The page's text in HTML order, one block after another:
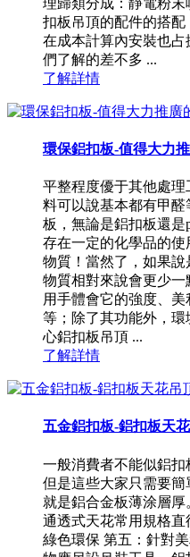
扣板吊頂的配件的搭
在成本計算內安裝也
們了解的差不多 ...
了解詳情
環保鋁扣板-值得大力
平整程度優于其他處
料可以說基本都有甲
板，無論是鋁扣板還
存在一定的化學品的
物質！當然了，如果
物質相對來說會更少
用手體會它的強度、
等；除了其功能外，
心鋁扣板吊頂 ...
了解詳情
五金鋁扣板-鋁扣板天
一般消費者不能似鋁扣
但是這些大家只需要
就是鋁合金板薄涂層
通透式天花常用規格直
綠色環保 第五：針對